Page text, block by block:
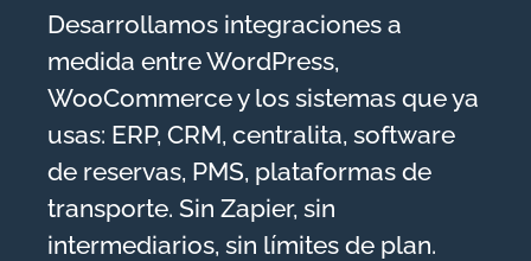
Desarrollamos integraciones a
medida entre WordPress,
WooCommerce y los sistemas que ya
usas: ERP, CRM, centralita, software
de reservas, PMS, plataformas de
transporte. Sin Zapier, sin
intermediarios, sin límites de plan.